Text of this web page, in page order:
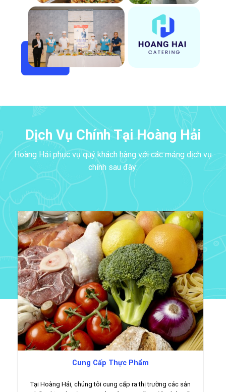
Dịch Vụ Chính Tại Hoàng Hải
Hoàng Hải phục vụ quý khách hàng với các mảng dịch vụ
chính sau đây:
Cung Cấp Thực Phẩm
Tại Hoàng Hải, chúng tôi cung cấp ra thị trường các sản